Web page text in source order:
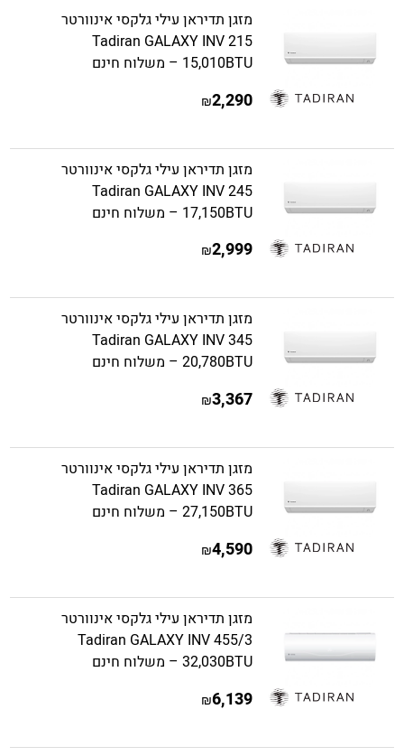
מזגן תדיראן עילי גלקסי אינוורטר
Tadiran GALAXY INV 215
15,010BTU – משלוח חינם
2,290
₪
מזגן תדיראן עילי גלקסי אינוורטר
Tadiran GALAXY INV 245
17,150BTU – משלוח חינם
2,999
₪
מזגן תדיראן עילי גלקסי אינוורטר
Tadiran GALAXY INV 345
20,780BTU – משלוח חינם
3,367
₪
מזגן תדיראן עילי גלקסי אינוורטר
Tadiran GALAXY INV 365
27,150BTU – משלוח חינם
4,590
₪
מזגן תדיראן עילי גלקסי אינוורטר
Tadiran GALAXY INV 455/3
32,030BTU – משלוח חינם
6,139
₪